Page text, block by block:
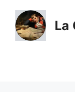
contenu
La